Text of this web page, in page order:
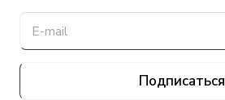
Подписаться